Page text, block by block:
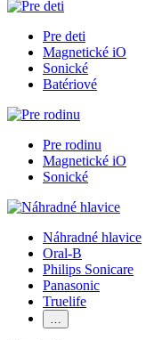
Pre deti
Magnetické iO
Sonické
Batériové
Pre rodinu
Magnetické iO
Sonické
Náhradné hlavice
Oral-B
Philips Sonicare
Panasonic
Truelife
…